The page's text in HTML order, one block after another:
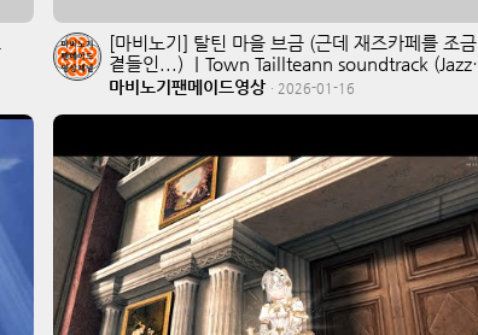
[마비노기] 탈틴 마을 브금 (근데 재즈카페를 조금
곁들인...) ｜Town Taillteann soundtrack (Jazz
cafe ver.)
마비노기팬메이드영상 · 2026-01-16